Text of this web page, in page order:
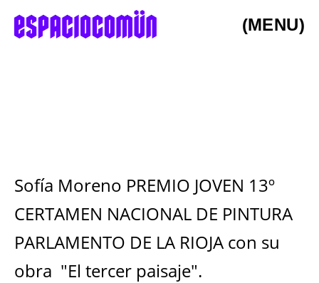
(MENU)
Sofía Moreno PREMIO JOVEN 13º
CERTAMEN NACIONAL DE PINTURA
PARLAMENTO DE LA RIOJA con su
obra "El tercer paisaje".